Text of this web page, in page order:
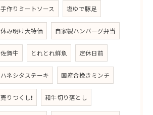
手作りミートソース 塩ゆで豚足
休み明け大特価 自家製ハンバーグ弁当
佐賀牛 とれとれ鮮魚 定休日前
ハネシタステーキ 国産合挽きミンチ
売りつくし❗ 和牛切り落とし